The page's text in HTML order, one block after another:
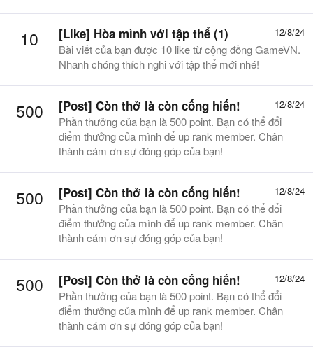
10 12/8/24
[Like] Hòa mình với tập thể (1)
Bài viết của bạn được 10 like từ cộng đồng GameVN.
Nhanh chóng thích nghi với tập thể mới nhé!
500 12/8/24
[Post] Còn thở là còn cống hiến!
Phần thưởng của bạn là 500 point. Bạn có thể đổi
điểm thưởng của mình để up rank member. Chân
thành cám ơn sự đóng góp của bạn!
500 12/8/24
[Post] Còn thở là còn cống hiến!
Phần thưởng của bạn là 500 point. Bạn có thể đổi
điểm thưởng của mình để up rank member. Chân
thành cám ơn sự đóng góp của bạn!
500 12/8/24
[Post] Còn thở là còn cống hiến!
Phần thưởng của bạn là 500 point. Bạn có thể đổi
điểm thưởng của mình để up rank member. Chân
thành cám ơn sự đóng góp của bạn!